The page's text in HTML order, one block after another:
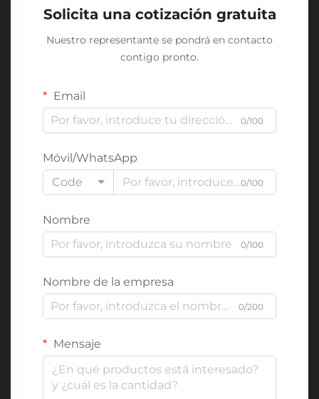
Solicita una cotización gratuita
Nuestro representante se pondrá en contacto
contigo pronto.
Email
0/100
Móvil/WhatsApp
Code
0/100
Nombre
0/100
Nombre de la empresa
0/200
Mensaje